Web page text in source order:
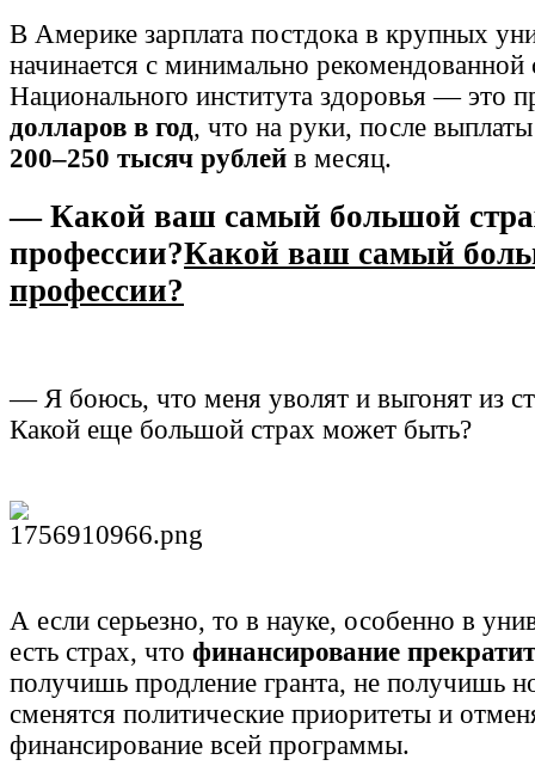
В Америке зарплата постдока в крупных
начинается с минимально рекомендованной
Национального института здоровья — это
долларов в год, что на руки, после
200–250 тысяч рублей в месяц.
— Какой ваш самый большой
профессии?Какой ваш самый
профессии?
— Я боюсь, что меня уволят и выгонят из
Какой еще большой страх может быть?
А если серьезно, то в науке, особенно в
есть страх, что финансирование
получишь продление гранта, не получишь
сменятся политические приоритеты и
финансирование всей программы.